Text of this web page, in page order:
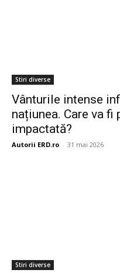
Stiri diverse
Vânturile intense
națiunea. Care va fi
impactată?
Autorii ERD.ro - 31 mai 2026
Stiri diverse